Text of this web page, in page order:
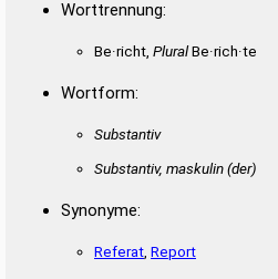
Worttrennung:
Be·richt, PluralBe·rich·te
Wortform:
Substantiv
Substantiv, maskulin(der)
Synonyme:
Referat Report